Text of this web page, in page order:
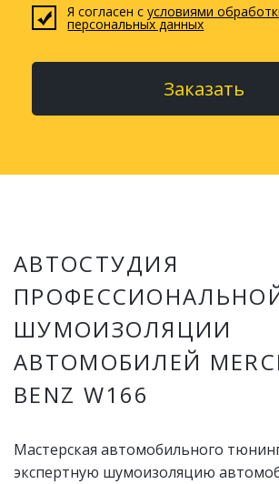
Я согласен сусловиями
персональных данных
Заказать
АВТОСТУДИЯ
ШУМОИЗОЛЯЦИИ
АВТОМОБИЛЕЙ
BENZ W166
Мастерская автомобильного
экспертную шумоизоляцию